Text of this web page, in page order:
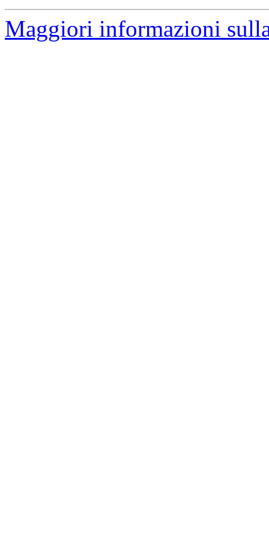
Maggiori informazioni